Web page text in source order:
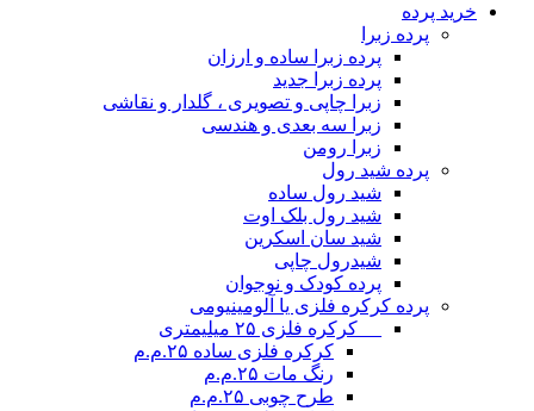
خرید پرده
پرده زبرا
پرده زبرا ساده و ارزان
پرده زبرا جدید
زبرا چاپی و تصویری ، گلدار و نقاشی
زبرا سه بعدی و هندسی
زبرا رومن
پرده شید رول
شید رول ساده
شید رول بلک اوت
شید سان اسکرین
شیدرول چاپی
پرده کودک و نوجوان
پرده کرکره فلزی یا آلومینیومی
__ کرکره فلزی ۲۵ میلیمتری
کرکره فلزی ساده ۲۵.م.م
رنگ مات ۲۵.م.م
طرح چوبی ۲۵.م.م